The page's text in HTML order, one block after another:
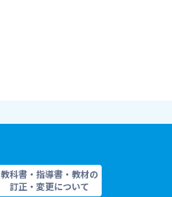
教科書・指導書・教材の
訂正・変更について